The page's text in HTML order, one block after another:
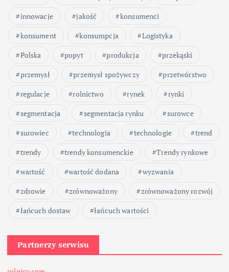
innowacje
jakość
konsumenci
konsument
konsumpcja
Logistyka
Polska
popyt produkcja
przekąski
przemysł
przemysł spożywczy
przetwórstwo
regulacje
rolnictwo rynek
rynki
segmentacja
segmentacja rynku
surowce
surowiec
technologia technologie
trend
trendy
trendy konsumenckie
Trendy rynkowe
wartość
wartość dodana
wyzwania
zdrowie
zrównoważony
zrównoważony rozwój
łańcuch dostaw
łańcuch wartości
Partnerzy serwisu